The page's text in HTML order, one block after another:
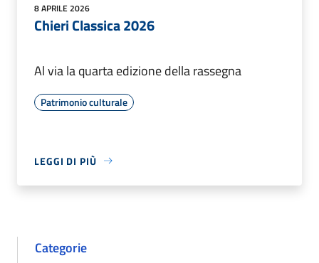
8 APRILE 2026
Chieri Classica 2026
Al via la quarta edizione della rassegna
Patrimonio culturale
LEGGI DI PIÙ
Categorie